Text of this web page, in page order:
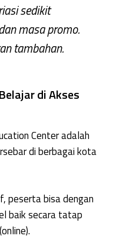
sedikit
masa promo.
tambahan.
di Akses
Center adalah
di berbagai kota
peserta bisa dengan
baik secara tatap